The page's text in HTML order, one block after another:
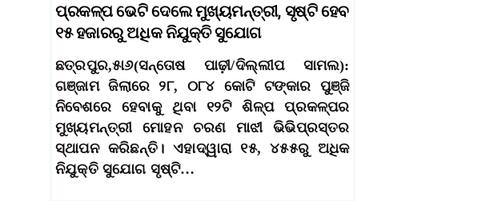
ପ୍ରକଳ୍ପ ଭେଟି ଦେଲେ ମୁଖ୍ୟମନ୍ତ୍ରୀ, ସୃଷ୍ଟି ହେବ
୧୫ ହଜାରରୁ ଅଧିକ ନିଯୁକ୍ତି ସୁଯୋଗ
ଛତ୍ରପୁର,୫ା୬(ସନ୍ତୋଷ ପାଢ଼ୀ/ଦିଲ୍ଲୀପ ସାମଲ):
ଗଞ୍ଜାମ ଜିଲାରେ ୨୮, ୦୮୪ କୋଟି ଟଙ୍କାର ପୁଞ୍ଜି
ନିବେଶରେ ହେବାକୁ ଥିବା ୧୨ଟି ଶିଳ୍ପ ପ୍ରକଳ୍ପର
ମୁଖ୍ୟମନ୍ତ୍ରୀ ମୋହନ ଚରଣ ମାଝୀ ଭିଭିପ୍ରସ୍ତର
ସ୍ଥାପନ କରିଛନ୍ତି। ଏହାଦ୍ୱାରା ୧୫, ୪୫୫ରୁ ଅଧିକ
ନିଯୁକ୍ତି ସୁଯୋଗ ସୃଷ୍ଟି…